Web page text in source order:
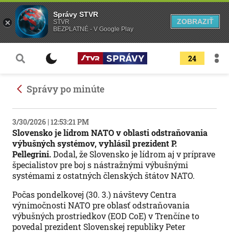
24
Správy po minúte
3/30/2026 | 12:53:21 PM
Slovensko je lídrom NATO v oblasti odstraňovania
výbušných systémov, vyhlásil prezident P.
Pellegrini.Dodal, že Slovensko je lídrom aj v príprave
špecialistov pre boj s nástražnými výbušnými
systémami z ostatných členských štátov NATO.
Počas pondelkovej (30. 3.) návštevy Centra
výnimočnosti NATO pre oblasť odstraňovania
výbušných prostriedkov (EOD CoE) v Trenčíne to
povedal prezident Slovenskej republiky Peter
Správy STVR
STVR
BEZPLATNÉ - V Google Play
ZOBRAZIŤ